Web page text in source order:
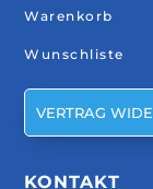
Warenkorb
Wunschliste
VERTRAG
KONTAKT